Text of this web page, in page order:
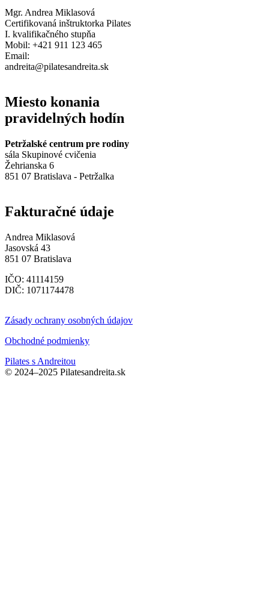
Mgr. Andrea Miklasová
Certifikovaná inštruktorka Pilates
I. kvalifikačného stupňa
Mobil: +421 911 123 465
Email:
andreita@pilatesandreita.sk
Miesto konania
pravidelných hodín
Petržalské centrum pre rodiny
sála Skupinové cvičenia
Žehrianska 6
851 07 Bratislava - Petržalka
Fakturačné údaje
Andrea Miklasová
Jasovská 43
851 07 Bratislava
IČO: 41114159
DIČ: 1071174478
Zásady ochrany osobných údajov
Obchodné podmienky
Pilates s Andreitou
© 2024–2025 Pilatesandreita.sk